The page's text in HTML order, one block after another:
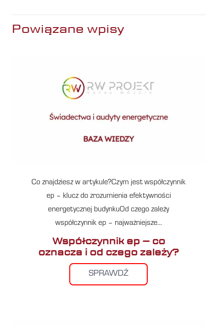
Powiązane wpisy
Co znajdziesz w artykule?Czym jest współczynnik
ep – klucz do zrozumienia efektywności
energetycznej budynkuOd czego zależy
współczynnik ep – najważniejsze…
Współczynnik ep – co
oznacza i od czego zależy?
SPRAWDŹ